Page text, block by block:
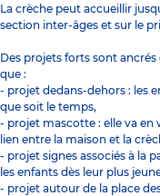
La crèche peut accueillir
section inter-âges et sur le
Des projets forts sont
que :
- projet dedans-dehors : les
que soit le temps,
- projet mascotte : elle va en
lien entre la maison et la
- projet signes associés à la
les enfants dès leur plus
- projet autour de la place